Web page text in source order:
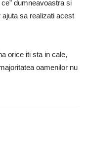
dumneavoastra si
sa realizati acest
orice iti sta in cale,
oamenilor nu